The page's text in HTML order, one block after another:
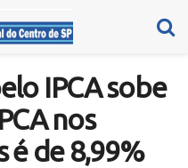
IPCA sobe
nos
é de 8,99%